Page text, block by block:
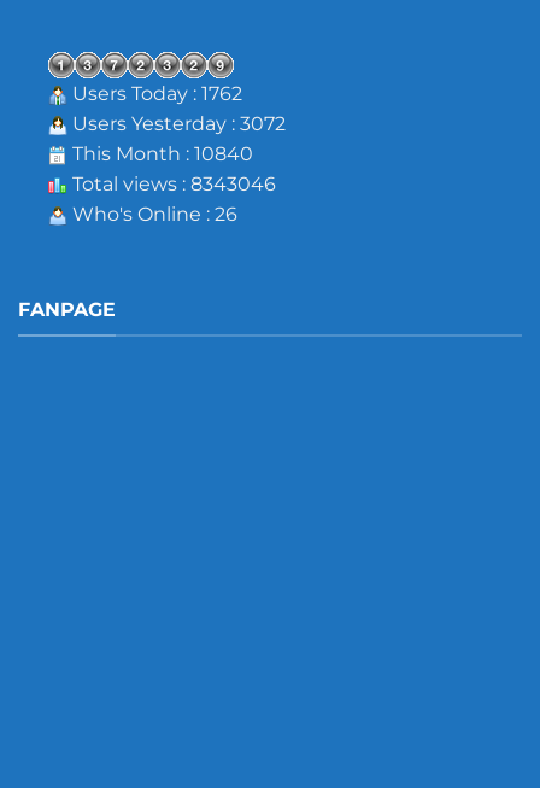
Users Today : 1762
Users Yesterday : 3072
This Month : 10840
Total views : 8343046
Who's Online : 26
FANPAGE